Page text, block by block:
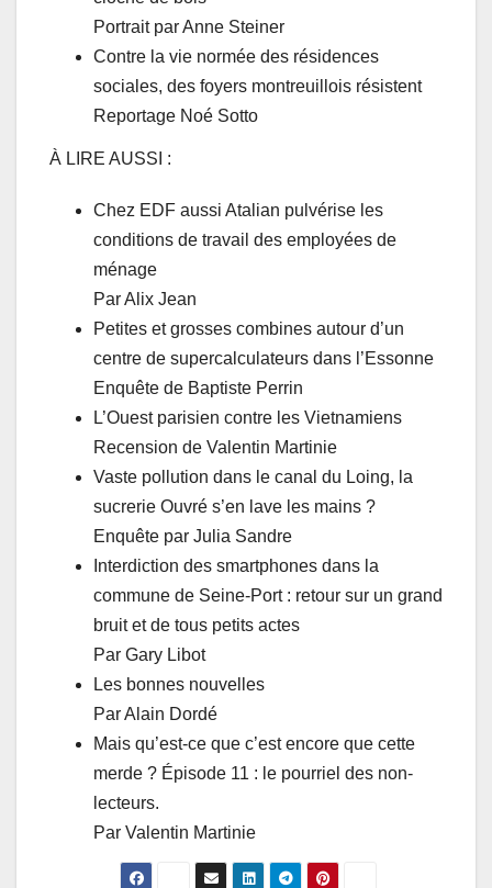
Portrait par Anne Steiner
Contre la vie normée des résidences
sociales, des foyers montreuillois résistent
Reportage Noé Sotto
À LIRE AUSSI :
Chez EDF aussi Atalian pulvérise les
conditions de travail des employées de
ménage
Par Alix Jean
Petites et grosses combines autour d’un
centre de supercalculateurs dans l’Essonne
Enquête de Baptiste Perrin
L’Ouest parisien contre les Vietnamiens
Recension de Valentin Martinie
Vaste pollution dans le canal du Loing, la
sucrerie Ouvré s’en lave les mains ?
Enquête par Julia Sandre
Interdiction des smartphones dans la
commune de Seine-Port : retour sur un grand
bruit et de tous petits actes
Par Gary Libot
Les bonnes nouvelles
Par Alain Dordé
Mais qu’est-ce que c’est encore que cette
merde ? Épisode 11 : le pourriel des non-
lecteurs.
Par Valentin Martinie